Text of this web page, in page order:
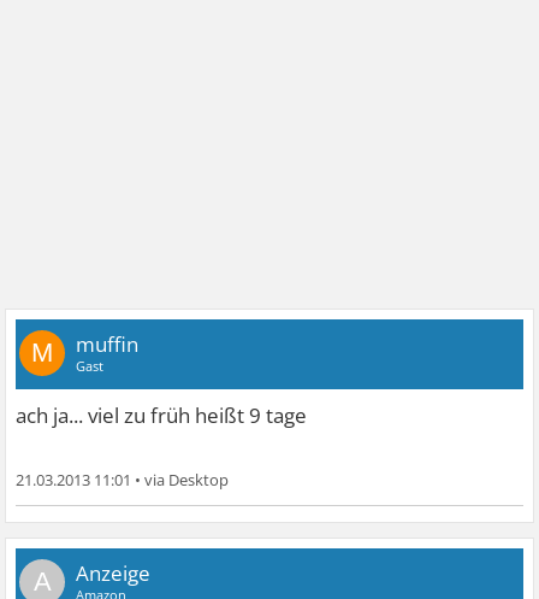
M muffin
Gast
ach ja... viel zu früh heißt 9 tage
21.03.2013 11:01 •
A